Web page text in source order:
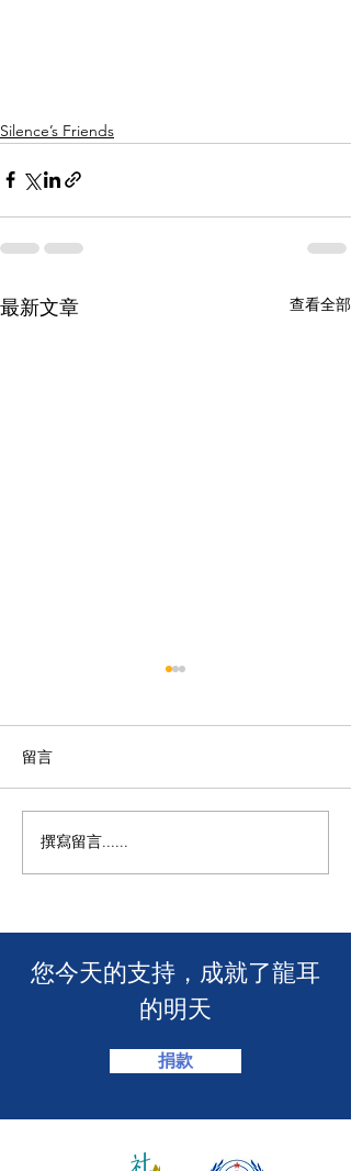
Silence’s Friends
最新文章 查看全部
年度慈善自助午餐&晚餐
2025 - 一起創造改變！🎉
留言
撰寫留言......
​您今天的支持，成就了龍耳
的明天
捐款